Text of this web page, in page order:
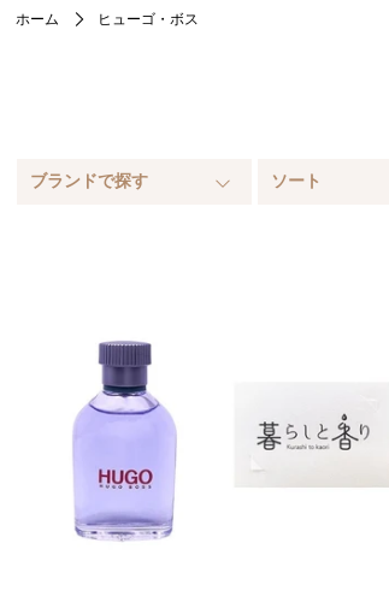
ホーム ヒューゴ・ボス
ブランドで探す ソート